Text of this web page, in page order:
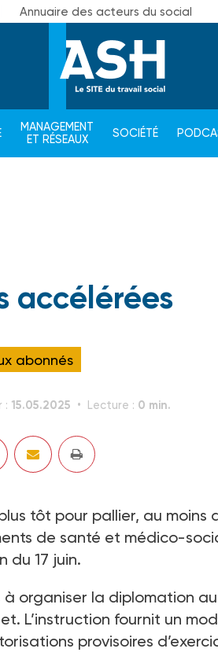
Annuaire des acteurs du social
MANAGEMENT
ET RÉSEAUX
SOCIÉTÉ
accélérées
abonnés
: 15.05.2025 Lecture : 0 min.
tôt pour pallier, au moins
de santé et médico-
du 17 juin.
à organiser la diplomation
L’instruction fournit un
provisoires